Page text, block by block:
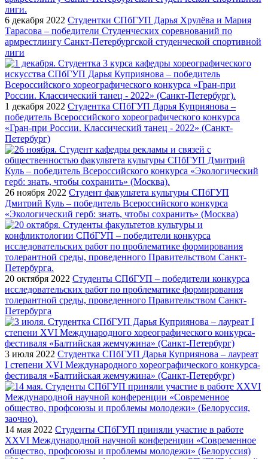
6 декабря 2022 Студентки СПбГУП Дарья Хрулёва и Мария
Тарасова – победители Студенческих соревнований по
армрестлингу Санкт-Петербургской студенческой спортивной
лиги
1 декабря 2022 Студентка СПбГУП Дарья Куприянова –
победитель Всероссийского хореографического конкурса
«Гран-при России. Классический танец - 2022» (Санкт-
Петербург)
26 ноября 2022 Студент факультета культуры СПбГУП
Дмитрий Куль – победитель Всероссийского конкурса
«Экологический герб: знать, чтобы сохранить» (Москва)
20 октября 2022 Студенты СПбГУП – победители конкурса
исследовательских работ по проблематике формирования
толерантной среды, проведенного Правительством Санкт-
Петербурга
3 июля 2022 Студентка СПбГУП Дарья Куприянова – лауреат
I степени XVI Международного хореографического конкурса-
фестиваля «Балтийская жемчужина» (Санкт-Петербург)
14 мая 2022 Студенты СПбГУП приняли участие в работе
XXVI Международной научной конференции «Современное
общество, профсоюзы и проблемы молодежи» (Белоруссия)